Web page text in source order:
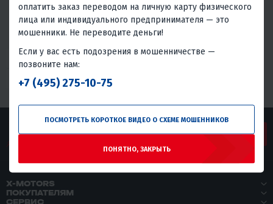
МОТОСАЛОН «X-MOTORS» ЯВЛЯЕТСЯ
ОФИЦИАЛЬНЫМ ДИЛЕРОМСЛЕДУЮЩИХ
ПРОИЗВОДИТЕЛЕЙ:
ЗАДАТЬ ВОПРОС
X-MOTORS
ПОКУПАТЕЛЯМ
СЕРВИС
оплатить заказ переводом на личную карту физического
лица или индивидуального предпринимателя — это
мошенники. Не переводите деньги!
Если у вас есть подозрения в мошенничестве —
позвоните нам:
+7 (495) 275-10-75
ПОСМОТРЕТЬ КОРОТКОЕ ВИДЕО О СХЕМЕ МОШЕННИКОВ
ПОНЯТНО, ЗАКРЫТЬ